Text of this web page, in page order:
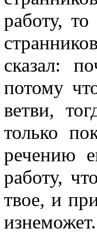
работу,
сказал:
потому
ветви,
только
речению
работу,
твое, и
изнеможет.